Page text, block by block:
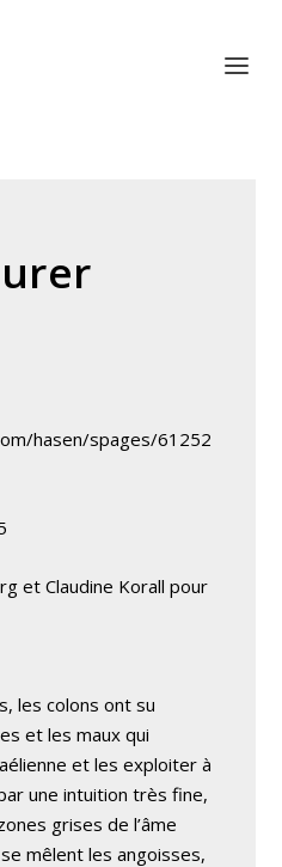
hasen/spages/61252
et Claudine Korall pour
les colons ont su
et les maux qui
et les exploiter à
une intuition très fine,
grises de l’âme
mêlent les angoisses,